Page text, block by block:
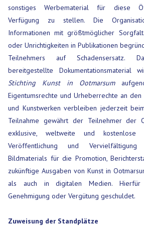
sonstiges Werbematerial für diese
Verfügung zu stellen. Die
Informationen mit größtmöglicher
oder Unrichtigkeiten in Publikationen
Teilnehmers auf Schadensersatz.
bereitgestellte
Stichting Kunst in Ootmarsum
Eigentumsrechte und Urheberrechte an
und Kunstwerken verbleiben jederzeit
Teilnahme gewährt der Teilnehmer der
exklusive, weltweite und kostenlose
Veröffentlichung und
Bildmaterials für die Promotion,
zukünftige Ausgaben von Kunst in
als auch in digitalen Medien. Hierfür
Genehmigung oder Vergütung geschuldet.
Zuweisung der Standplätze